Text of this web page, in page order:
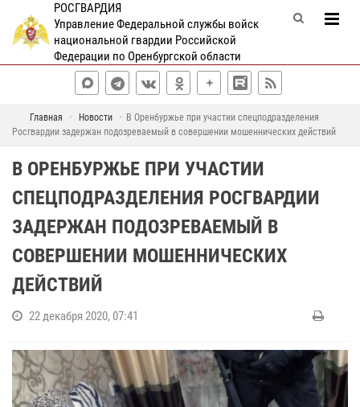
РОСГВАРДИЯ
Управление Федеральной службы войск
национальной гвардии Российской
Федерации по Оренбургской области
Главная Новости
В Оренбуржье при участии спецподразделения
Росгвардии задержан подозреваемый в совершении мошеннических действий
В ОРЕНБУРЖЬЕ ПРИ УЧАСТИИ
СПЕЦПОДРАЗДЕЛЕНИЯ РОСГВАРДИИ
ЗАДЕРЖАН ПОДОЗРЕВАЕМЫЙ В
СОВЕРШЕНИИ МОШЕННИЧЕСКИХ
ДЕЙСТВИЙ
22 декабря 2020, 07:41